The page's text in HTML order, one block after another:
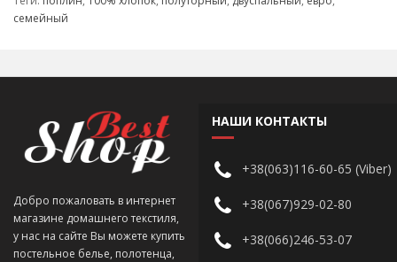
семейный
Добро пожаловать в интернет
магазине домашнего текстиля,
у нас на сайте Вы можете купить
постельное белье, полотенца,
НАШИ КОНТАКТЫ
+38(063)116-60-65 (Viber)
+38(067)929-02-80
+38(066)246-53-07